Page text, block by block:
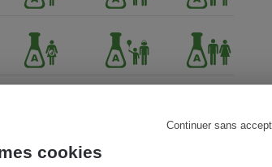
cookies
Continuer sans